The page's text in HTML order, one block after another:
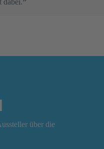
dabei.”
über die